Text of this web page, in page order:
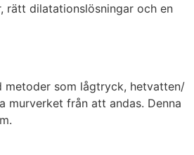
rätt dilatationslösningar och en
metoder som lågtryck, hetvatten/
murverket från att andas. Denna